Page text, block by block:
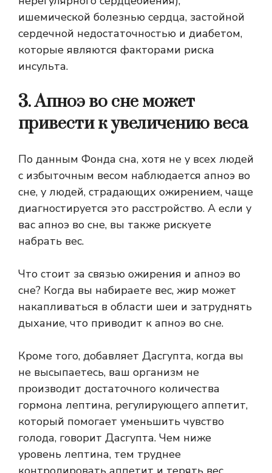
ишемической болезнью сердца, застойной
сердечной недостаточностью и диабетом,
которые являются факторами риска
инсульта.
3. Апноэ во сне может
привести к увеличению веса
По данным Фонда сна, хотя не у всех людей
с избыточным весом наблюдается апноэ во
сне, у людей, страдающих ожирением, чаще
диагностируется это расстройство. А если у
вас апноэ во сне, вы также рискуете
набрать вес.
Что стоит за связью ожирения и апноэ во
сне? Когда вы набираете вес, жир может
накапливаться в области шеи и затруднять
дыхание, что приводит к апноэ во сне.
Кроме того, добавляет Дасгупта, когда вы
не высыпаетесь, ваш организм не
производит достаточного количества
гормона лептина, регулирующего аппетит,
который помогает уменьшить чувство
голода, говорит Дасгупта. Чем ниже
уровень лептина, тем труднее